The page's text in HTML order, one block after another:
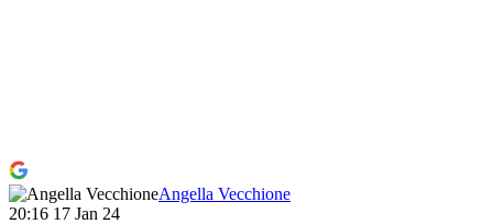
Angella Vecchione
20:16 17 Jan 24